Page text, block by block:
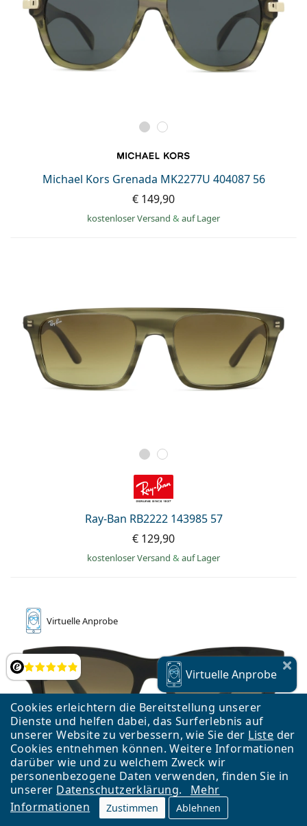
Cookies erleichtern die Bereitstellung unserer
Dienste und helfen dabei, das Surferlebnis auf
unserer Website zu verbessern, wie Sie der Liste der
Cookies entnehmen können. Weitere Informationen
darüber wie und zu welchem Zweck wir
personenbezogene Daten verwenden, finden Sie in
unserer Datenschutzerklärung.
Mehr
Informationen
Zustimmen Ablehnen
Bewertung
Michael Kors Grenada MK2277U 404087 56
€ 149,90
kostenloser Versand & auf Lager
Ray-Ban RB2222 143985 57
€ 129,90
kostenloser Versand & auf Lager
VirtuelleAnprobe
VirtuelleAnprobe